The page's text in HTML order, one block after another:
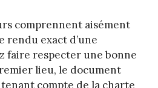
comprennent aisément
rendu exact d’une
faire respecter une bonne
lieu, le document
compte de la charte